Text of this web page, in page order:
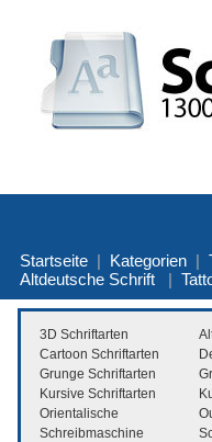
Startseite | Kategorien |
Altdeutsche Schrift |
3D Schriftarten
Cartoon Schriftarten
Grunge Schriftarten
Kursive Schriftarten
Orientalische
Schreibmaschine